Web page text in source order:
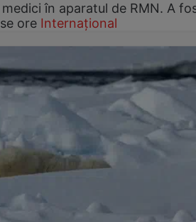
în aparatul de RMN. A
ore Internațional